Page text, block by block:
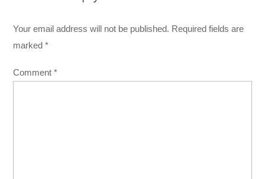
Your email address will not be published. Required fields are
marked*
Comment*